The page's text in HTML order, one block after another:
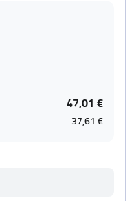
47,01 €
37,61 €